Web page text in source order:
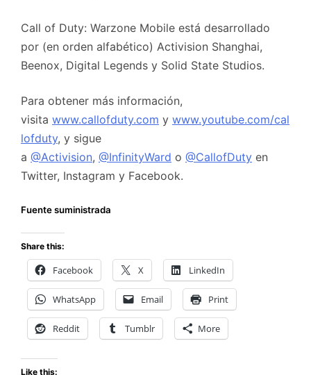
Call of Duty: Warzone Mobile está desarrollado
por (en orden alfabético) Activision Shanghai,
Beenox, Digital Legends y Solid State Studios.
Para obtener más información,
visita www.callofduty.com y www.youtube.com/cal
lofduty, y sigue
a @Activision, @InfinityWard o @CallofDuty en
Twitter, Instagram y Facebook.
Fuente suministrada
Share this:
Facebook X LinkedIn
WhatsApp Email Print
Reddit Tumblr More
Like this: